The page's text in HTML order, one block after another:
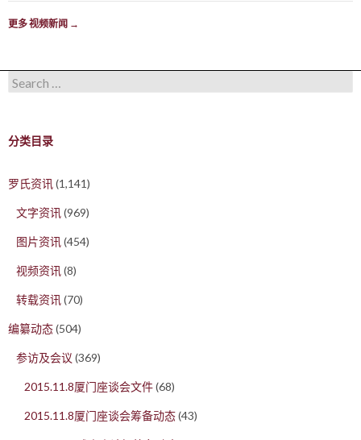
更多 视频新闻 →
Search for:
分类目录
罗氏资讯(1,141)
文字资讯(969)
图片资讯(454)
视频资讯(8)
转载资讯(70)
编纂动态(504)
参访及会议 (369)
2015.11.8厦门座谈会文件(68)
2015.11.8厦门座谈会筹备动态(43)